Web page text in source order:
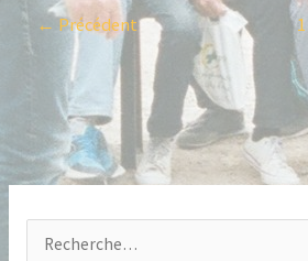
← Précédent 1